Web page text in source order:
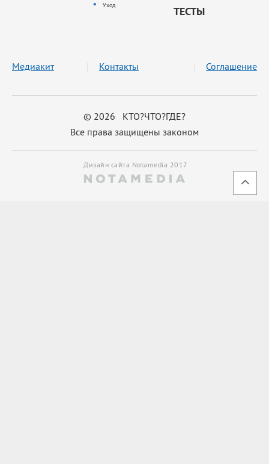
Уход
ТЕСТЫ
© 2026 КТО?ЧТО?ГДЕ?
Все права защищены законом
Медиакит Контакты Соглашение
Дизайн сайта Notamedia 2017